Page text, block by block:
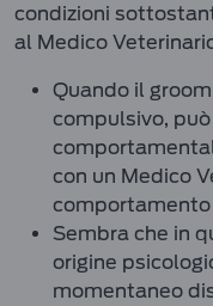
condizioni
al Medico
Quando il
compulsivo,
con un Medico
comportamento
Sembra che in
origine
momentaneo